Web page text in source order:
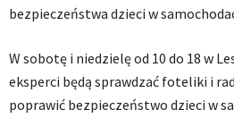
bezpieczeństwa dzieci w
W sobotę i niedzielę od 10 do 18 w
eksperci będą sprawdzać foteliki i
poprawić bezpieczeństwo dzieci w